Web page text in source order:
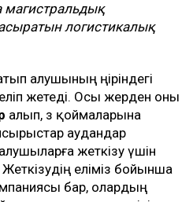
магистральдық
логистикалық
алушының өңіріндегі
жетеді. Осы жерден оны
алып, өз қоймаларына
аудандар
жеткізу үшін
еліміз бойынша
бар, олардың